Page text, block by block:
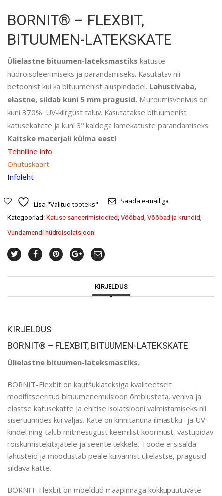
BORNIT® – FLEXBIT,
BITUUMEN-LATEKSKATE
Ülielastne bituumen-lateksmastiks katuste
hüdroisoleerimiseks ja parandamiseks. Kasutatav nii
betoonist kui ka bituumenist aluspindadel. Lahustivaba,
elastne, sildab kuni 5 mm pragusid. Murdumisvenivus on
kuni 370%. UV-kiirgust taluv. Kasutatakse bituumenist
katusekatete ja kuni 3º kaldega lamekatuste parandamiseks.
Kaitske materjali külma eest!
Tehniline info
Ohutuskaart
Infoleht
Lisa "Valitud tooteks" Saada e-mail'ga
Kategooriad: Katuse saneerimistooted, Võõbad, Võõbad ja krundid,
Vundamendi hüdroisolatsioon
KIRJELDUS
KIRJELDUS
BORNIT® – FLEXBIT, BITUUMEN-LATEKSKATE
Ülielastne bituumen-lateksmastiks.
BORNIT-Flexbit on kautšuklateksiga kvaliteetselt
modifitseeritud bituumenemulsioon õmblusteta, veniva ja
elastse katusekatte ja ehitise isolatsiooni valmistamiseks nii
siseruumides kui väljas. Kate on kinnitanuna ilmastiku- ja UV-
kindel ning talub mitmesugust keemilist koormust, vastupidav
roiskumistekitajatele ja seente tekkele. Toode ei sisalda
lahusteid ja moodustab peale kuivamist ülielastse, pragusid
sildava katte.
BORNIT-Flexbit on mõeldud maapinnaga kokkupuutuvate